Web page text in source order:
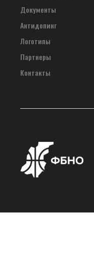
Документы
Антидопинг
Логотипы
Партнеры
Контакты